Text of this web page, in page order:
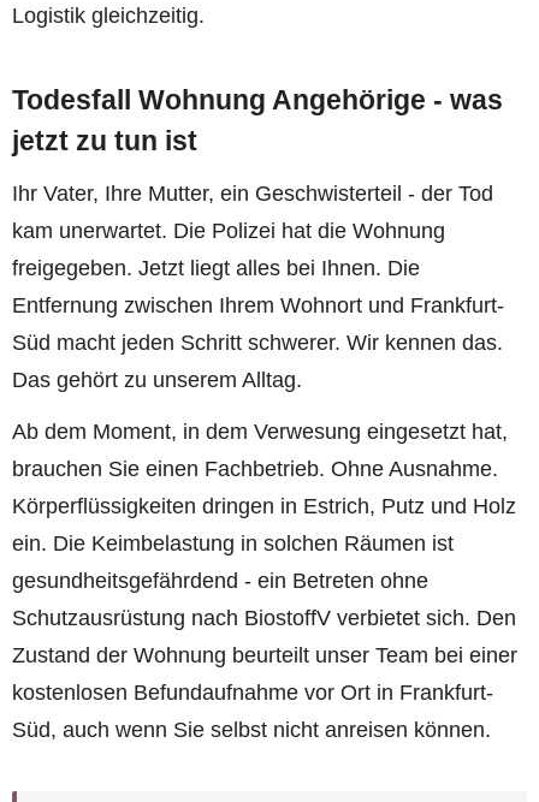
Logistik gleichzeitig.
Todesfall Wohnung Angehörige - was
jetzt zu tun ist
Ihr Vater, Ihre Mutter, ein Geschwisterteil - der Tod
kam unerwartet. Die Polizei hat die Wohnung
freigegeben. Jetzt liegt alles bei Ihnen. Die
Entfernung zwischen Ihrem Wohnort und Frankfurt-
Süd macht jeden Schritt schwerer. Wir kennen das.
Das gehört zu unserem Alltag.
Ab dem Moment, in dem Verwesung eingesetzt hat,
brauchen Sie einen Fachbetrieb. Ohne Ausnahme.
Körperflüssigkeiten dringen in Estrich, Putz und Holz
ein. Die Keimbelastung in solchen Räumen ist
gesundheitsgefährdend - ein Betreten ohne
Schutzausrüstung nach BiostoffV verbietet sich. Den
Zustand der Wohnung beurteilt unser Team bei einer
kostenlosen Befundaufnahme vor Ort in Frankfurt-
Süd, auch wenn Sie selbst nicht anreisen können.